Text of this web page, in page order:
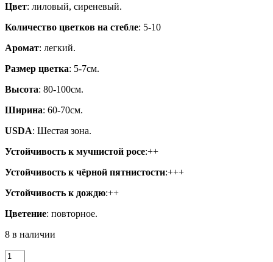
Цвет: лиловый, сиреневый.
Количество цветков на стебле: 5-10
Аромат: легкий.
Размер цветка: 5-7см.
Высота: 80-100см.
Ширина: 60-70см.
USDA: Шестая зона.
Устойчивость к мучнистой росе:++
Устойчивость к чёрной пятнистости:+++
Устойчивость к дождю:++
Цветение: повторное.
8 в наличии
Количество